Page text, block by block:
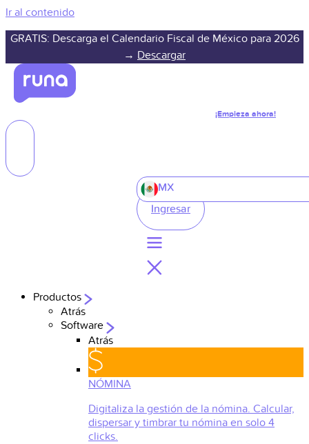
Ir al contenido
GRATIS: Descarga el Calendario Fiscal de México para 2026
→ Descargar
¡Empieza ahora!
MX
Ingresar
Productos
Atrás
Software
Atrás
NÓMINA
Digitaliza la gestión de la nómina. Calcular,
dispersar y timbrar tu nómina en solo 4
clicks.